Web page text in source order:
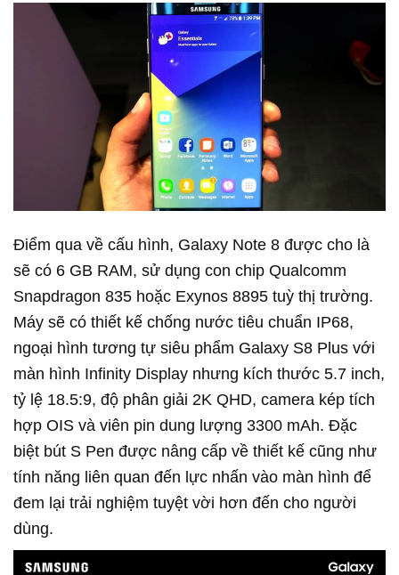
Điểm qua về cấu hình, Galaxy Note 8 được cho là
sẽ có 6 GB RAM, sử dụng con chip Qualcomm
Snapdragon 835 hoặc Exynos 8895 tuỳ thị trường.
Máy sẽ có thiết kế chống nước tiêu chuẩn IP68,
ngoại hình tương tự siêu phẩm Galaxy S8 Plus với
màn hình Infinity Display nhưng kích thước 5.7 inch,
tỷ lệ 18.5:9, độ phân giải 2K QHD, camera kép tích
hợp OIS và viên pin dung lượng 3300 mAh. Đặc
biệt bút S Pen được nâng cấp về thiết kế cũng như
tính năng liên quan đến lực nhấn vào màn hình để
đem lại trải nghiệm tuyệt vời hơn đến cho người
dùng.